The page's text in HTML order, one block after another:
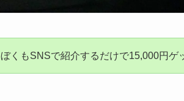
ぼくもSNSで紹介するだけで15,000円ゲ